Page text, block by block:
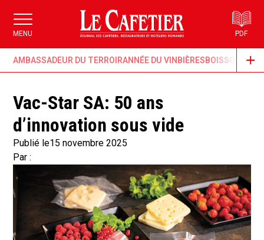
MENU PDF
AMBASSADEUR DU TERROIRANNÉE DU VINBIÈRESBOISSONS &
Vac-Star SA: 50 ans
d’innovation sous vide
Publié le15 novembre 2025
Par :